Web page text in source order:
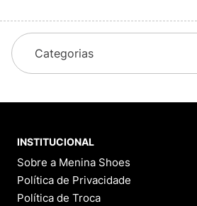
Categorias
INSTITUCIONAL
Sobre a Menina Shoes
Política de Privacidade
Política de Troca